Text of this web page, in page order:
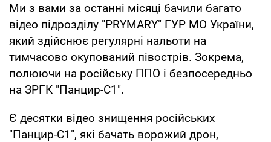
Ми з вами за останні місяці бачили багато
відео підрозділу "PRYMARY" ГУР МО України,
який здійснює регулярні нальоти на
тимчасово окупований півострів. Зокрема,
полюючи на російську ППО і безпосередньо
на ЗРГК "Панцир-С1".
Є десятки відео знищення російських
"Панцир-С1", які бачать ворожий дрон,